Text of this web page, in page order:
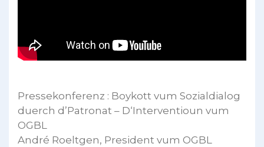
Pressekonferenz : Boykott vum Sozialdialog
duerch d’Patronat – D‘Interventioun vum
OGBL
André Roeltgen, President vum OGBL